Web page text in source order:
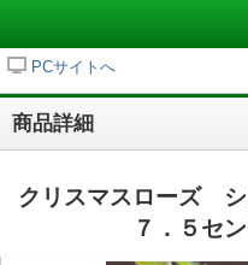
PCサイトへ
商品詳細
クリスマスローズ
７．５セ